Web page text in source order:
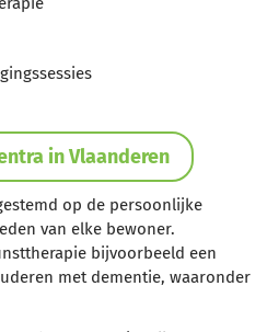
in Vlaanderen
op de persoonlijke
van elke bewoner.
bijvoorbeeld een
met dementie, waaronder